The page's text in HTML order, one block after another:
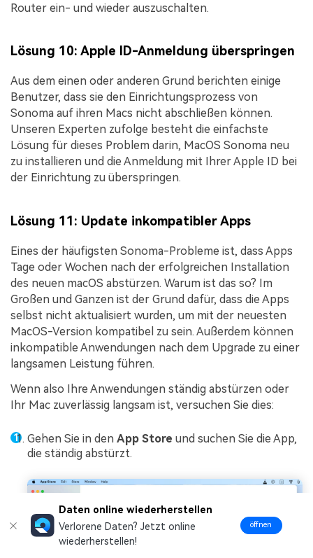
Router ein- und wieder auszuschalten.
Lösung 10: Apple ID-Anmeldung überspringen
Aus dem einen oder anderen Grund berichten einige
Benutzer, dass sie den Einrichtungsprozess von
Sonoma auf ihren Macs nicht abschließen können.
Unseren Experten zufolge besteht die einfachste
Lösung für dieses Problem darin, MacOS Sonoma neu
zu installieren und die Anmeldung mit Ihrer Apple ID bei
der Einrichtung zu überspringen.
Lösung 11: Update inkompatibler Apps
Eines der häufigsten Sonoma-Probleme ist, dass Apps
Tage oder Wochen nach der erfolgreichen Installation
des neuen macOS abstürzen. Warum ist das so? Im
Großen und Ganzen ist der Grund dafür, dass die Apps
selbst nicht aktualisiert wurden, um mit der neuesten
MacOS-Version kompatibel zu sein. Außerdem können
inkompatible Anwendungen nach dem Upgrade zu einer
langsamen Leistung führen.
Wenn also Ihre Anwendungen ständig abstürzen oder
Ihr Mac zuverlässig langsam ist, versuchen Sie dies:
Gehen Sie in den App Store und suchen Sie die App,
die ständig abstürzt.
Daten online wiederherstellen
Verlorene Daten? Jetzt online
wiederherstellen!
öffnen